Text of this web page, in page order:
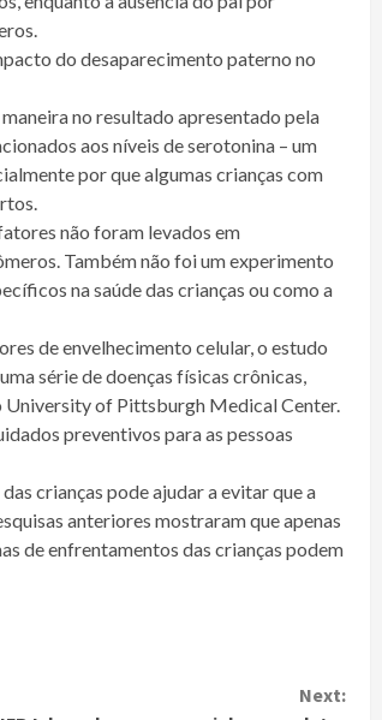
do desaparecimento paterno no
no resultado apresentado pela
aos níveis de serotonina – um
por que algumas crianças com
não foram levados em
Também não foi um experimento
na saúde das crianças ou como a
de envelhecimento celular, o estudo
série de doenças físicas crônicas,
University of Pittsburgh Medical Center.
preventivos para as pessoas
crianças pode ajudar a evitar que a
anteriores mostraram que apenas
de enfrentamentos das crianças podem
Next: